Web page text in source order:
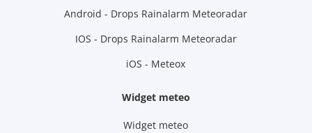
Android - Drops Rainalarm Meteoradar
IOS - Drops Rainalarm Meteoradar
iOS - Meteox
Widget meteo
Widget meteo